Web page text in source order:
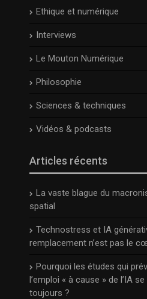
Ethique et numérique
Interviews
Le Mouton Numérique
Philosophie
Sciences & techniques
Vidéos & podcasts
Articles récents
La vaste blague du
spatial
Technostress et IA
remplacement n’est pas le
Pourquoi les études qui
l’emploi « à cause » de l’IA
toujours ?